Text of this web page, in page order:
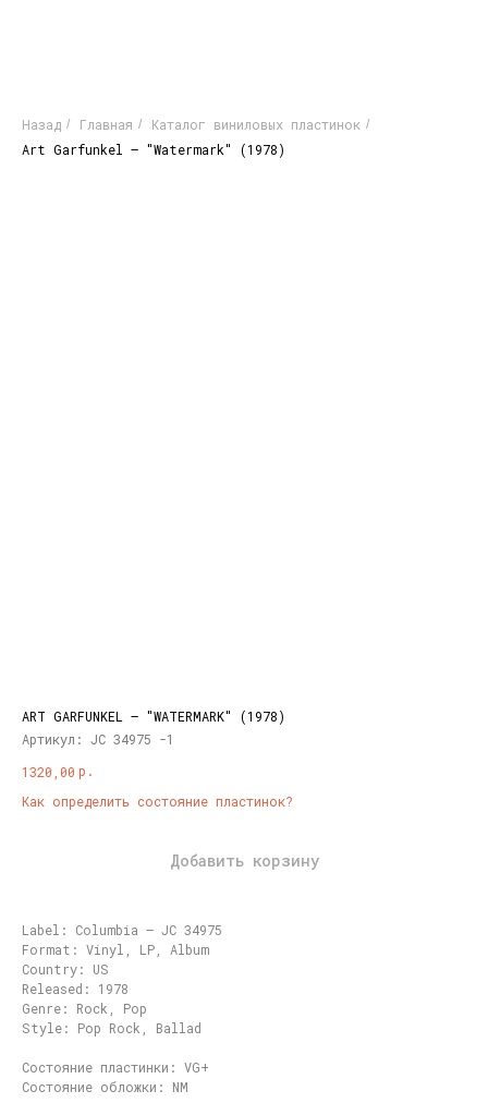
Назад / Главная / Каталог виниловых пластинок /
Art Garfunkel – "Watermark" (1978)
ART GARFUNKEL – "WATERMARK" (1978)
Артикул: JC 34975 -1
1320,00 р.
Как определить состояние пластинок?
Добавить корзину
Label: Columbia – JC 34975
Format: Vinyl, LP, Album
Country: US
Released: 1978
Genre: Rock, Pop
Style: Pop Rock, Ballad
Состояние пластинки: VG+
Состояние обложки: NM